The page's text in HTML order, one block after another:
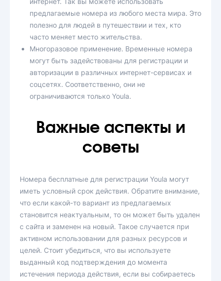
предлагаемые номера из любого места мира. Это
полезно для людей в путешествии и тех, кто
часто меняет место жительства.
Многоразовое применение. Временные номера
могут быть задействованы для регистрации и
авторизации в различных интернет-сервисах и
соцсетях. Соответственно, они не
ограничиваются только Youla.
Важные аспекты и
советы
Номера бесплатные для регистрации Youla могут
иметь условный срок действия. Обратите внимание,
что если какой-то вариант из предлагаемых
становится неактуальным, то он может быть удален
с сайта и заменен на новый. Такое случается при
активном использовании для разных ресурсов и
целей. Стоит убедиться, что вы используете
выданный код подтверждения до момента
истечения периода действия, если вы собираетесь